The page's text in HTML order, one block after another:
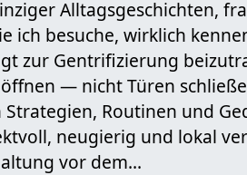
Alltagsgeschichten,
ich besuche, wirklich
zur Gentrifizierung
— nicht Türen
Strategien, Routinen und
neugierig und lokal
vor dem...